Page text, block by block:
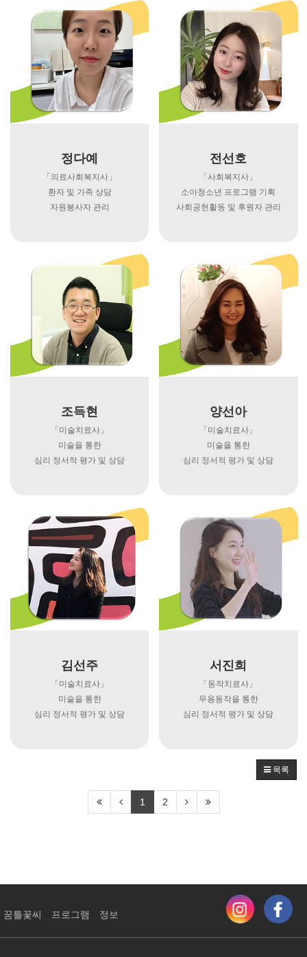
정다예
「의료사회복지사」
환자 및 가족 상담
자원봉사자 관리
전선호
「사회복지사」
소아청소년 프로그램 기획
사회공헌활동 및 후원자 관리
조득현
「미술치료사」
미술을 통한
심리 정서적 평가 및 상담
양선아
「미술치료사」
미술을 통한
심리 정서적 평가 및 상담
김선주
「미술치료사」
미술을 통한
심리 정서적 평가 및 상담
서진희
「동작치료사」
무용동작을 통한
심리 정서적 평가 및 상담
목록
1 2
꿈틀꽃씨 프로그램 정보